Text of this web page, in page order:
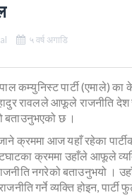
५ वर्ष अगाडि
कम्युनिस्ट पार्टी (एमाले) का
रावलले आफूले राजनीति
बताउनुभएको छ ।
क्रममा आज यहाँ रहेका
क्रममा उहाँले आफूले
नगरेको बताउनुभयो ।
गर्ने व्यक्ति होइन,